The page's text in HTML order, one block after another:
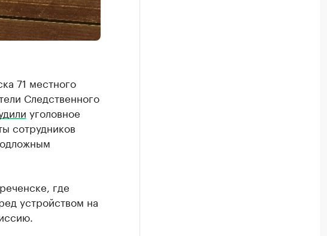
71 местного
Следственного
уголовное
сотрудников
где
устройством на